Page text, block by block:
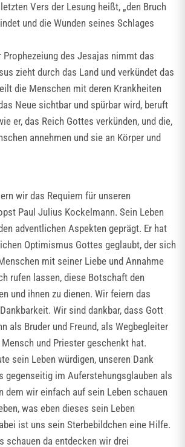
Vers der Lesung heißt, „den Bruch
und die Wunden seines Schlages
Prophezeiung des Jesajas nimmt das
zieht durch das Land und verkündet das
die Menschen mit deren Krankheiten
Neue sichtbar und spürbar wird, beruft
er, das Reich Gottes verkünden, und die,
annehmen und sie an Körper und
wir das Requiem für unseren
Paul Julius Kockelmann. Sein Leben
adventlichen Aspekten geprägt. Er hat
Optimismus Gottes geglaubt, der sich
mit seiner Liebe und Annahme
rufen lassen, diese Botschaft den
und ihnen zu dienen. Wir feiern das
Wir sind dankbar, dass Gott
als Bruder und Freund, als Wegbegleiter
und Priester geschenkt hat.
sein Leben würdigen, unseren Dank
gegenseitig im Auferstehungsglauben als
dem wir einfach auf sein Leben schauen
was eben dieses sein Leben
ist uns sein Sterbebildchen eine Hilfe.
schauen da entdecken wir drei